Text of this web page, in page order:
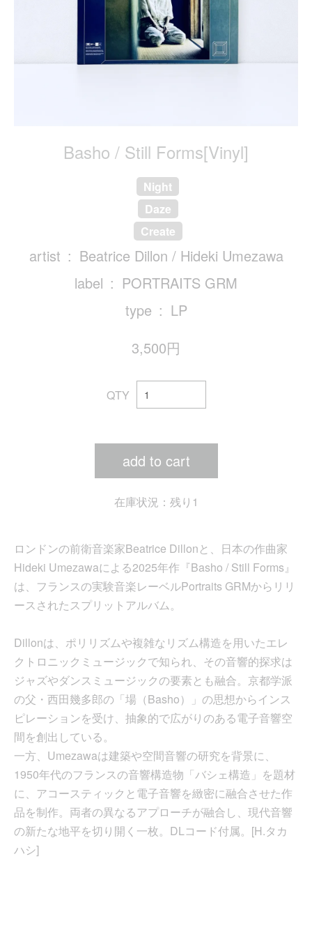
Basho / Still Forms[Vinyl]
Night
Daze
Create
artist
Beatrice Dillon / Hideki Umezawa
label
PORTRAITS GRM
type
LP
3,500円
QTY
add to cart
在庫状況：残り1
ロンドンの前衛音楽家Beatrice Dillonと、日本の作曲家
Hideki Umezawaによる2025年作『Basho / Still Forms』
は、フランスの実験音楽レーベルPortraits GRMからリリ
ースされたスプリットアルバム。
Dillonは、ポリリズムや複雑なリズム構造を用いたエレ
クトロニックミュージックで知られ、その音響的探求は
ジャズやダンスミュージックの要素とも融合。京都学派
の父・西田幾多郎の「場（Basho）」の思想からインス
ピレーションを受け、抽象的で広がりのある電子音響空
間を創出している。
一方、Umezawaは建築や空間音響の研究を背景に、
1950年代のフランスの音響構造物「バシェ構造」を題材
に、アコースティックと電子音響を緻密に融合させた作
品を制作。両者の異なるアプローチが融合し、現代音響
の新たな地平を切り開く一枚。DLコード付属。[H.タカ
ハシ]